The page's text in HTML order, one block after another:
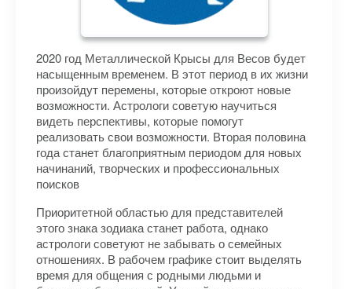
2020 год Металлической Крысы для Весов будет
насыщенным временем. В этот период в их жизни
произойдут перемены, которые откроют новые
возможности. Астрологи советую научиться
видеть перспективы, которые помогут
реализовать свои возможности. Вторая половина
года станет благоприятным периодом для новых
начинаний, творческих и профессиональных
поисков
Приоритетной областью для представителей
этого знака зодиака станет работа, однако
астрологи советуют не забывать о семейных
отношениях. В рабочем графике стоит выделять
время для общения с родными людьми и